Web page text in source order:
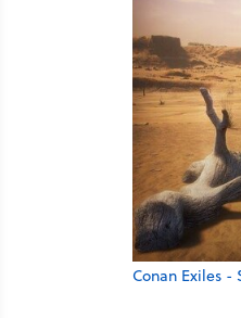
Conan Exiles -